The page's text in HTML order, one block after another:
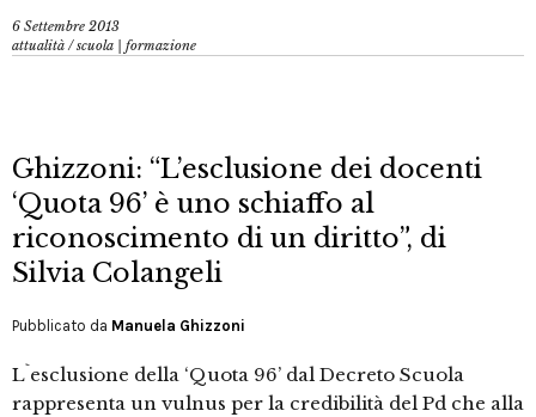
6 Settembre 2013
attualità /scuola | formazione
Ghizzoni: “L’esclusione dei docenti
‘Quota 96’ è uno schiaffo al
riconoscimento di un diritto”, di
Silvia Colangeli
Pubblicato da Manuela Ghizzoni
L`esclusione della ‘Quota 96’ dal Decreto Scuola
rappresenta un vulnus per la credibilità del Pd che alla